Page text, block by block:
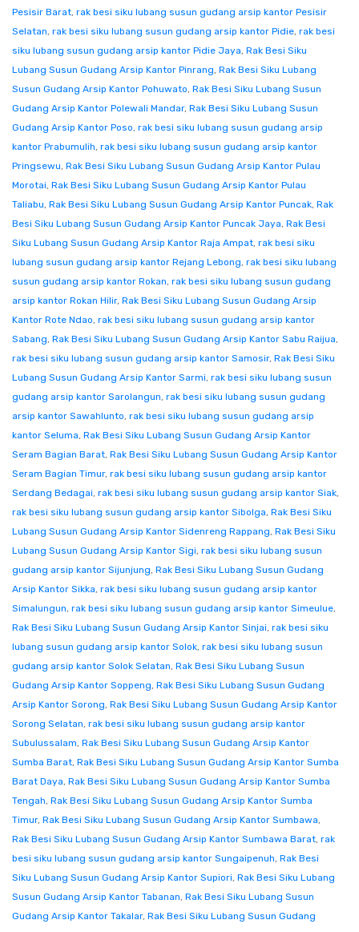
Pesisir Barat, rak besi siku lubang susun gudang arsip kantor Pesisir
Selatan, rak besi siku lubang susun gudang arsip kantor Pidie, rak besi
siku lubang susun gudang arsip kantor Pidie Jaya, Rak Besi Siku
Lubang Susun Gudang Arsip Kantor Pinrang, Rak Besi Siku Lubang
Susun Gudang Arsip Kantor Pohuwato, Rak Besi Siku Lubang Susun
Gudang Arsip Kantor Polewali Mandar, Rak Besi Siku Lubang Susun
Gudang Arsip Kantor Poso, rak besi siku lubang susun gudang arsip
kantor Prabumulih, rak besi siku lubang susun gudang arsip kantor
Pringsewu, Rak Besi Siku Lubang Susun Gudang Arsip Kantor Pulau
Morotai, Rak Besi Siku Lubang Susun Gudang Arsip Kantor Pulau
Taliabu, Rak Besi Siku Lubang Susun Gudang Arsip Kantor Puncak, Rak
Besi Siku Lubang Susun Gudang Arsip Kantor Puncak Jaya, Rak Besi
Siku Lubang Susun Gudang Arsip Kantor Raja Ampat, rak besi siku
lubang susun gudang arsip kantor Rejang Lebong, rak besi siku lubang
susun gudang arsip kantor Rokan, rak besi siku lubang susun gudang
arsip kantor Rokan Hilir, Rak Besi Siku Lubang Susun Gudang Arsip
Kantor Rote Ndao, rak besi siku lubang susun gudang arsip kantor
Sabang, Rak Besi Siku Lubang Susun Gudang Arsip Kantor Sabu Raijua,
rak besi siku lubang susun gudang arsip kantor Samosir, Rak Besi Siku
Lubang Susun Gudang Arsip Kantor Sarmi, rak besi siku lubang susun
gudang arsip kantor Sarolangun, rak besi siku lubang susun gudang
arsip kantor Sawahlunto, rak besi siku lubang susun gudang arsip
kantor Seluma, Rak Besi Siku Lubang Susun Gudang Arsip Kantor
Seram Bagian Barat, Rak Besi Siku Lubang Susun Gudang Arsip Kantor
Seram Bagian Timur, rak besi siku lubang susun gudang arsip kantor
Serdang Bedagai, rak besi siku lubang susun gudang arsip kantor Siak,
rak besi siku lubang susun gudang arsip kantor Sibolga, Rak Besi Siku
Lubang Susun Gudang Arsip Kantor Sidenreng Rappang, Rak Besi Siku
Lubang Susun Gudang Arsip Kantor Sigi, rak besi siku lubang susun
gudang arsip kantor Sijunjung, Rak Besi Siku Lubang Susun Gudang
Arsip Kantor Sikka, rak besi siku lubang susun gudang arsip kantor
Simalungun, rak besi siku lubang susun gudang arsip kantor Simeulue,
Rak Besi Siku Lubang Susun Gudang Arsip Kantor Sinjai, rak besi siku
lubang susun gudang arsip kantor Solok, rak besi siku lubang susun
gudang arsip kantor Solok Selatan, Rak Besi Siku Lubang Susun
Gudang Arsip Kantor Soppeng, Rak Besi Siku Lubang Susun Gudang
Arsip Kantor Sorong, Rak Besi Siku Lubang Susun Gudang Arsip Kantor
Sorong Selatan, rak besi siku lubang susun gudang arsip kantor
Subulussalam, Rak Besi Siku Lubang Susun Gudang Arsip Kantor
Sumba Barat, Rak Besi Siku Lubang Susun Gudang Arsip Kantor Sumba
Barat Daya, Rak Besi Siku Lubang Susun Gudang Arsip Kantor Sumba
Tengah, Rak Besi Siku Lubang Susun Gudang Arsip Kantor Sumba
Timur, Rak Besi Siku Lubang Susun Gudang Arsip Kantor Sumbawa,
Rak Besi Siku Lubang Susun Gudang Arsip Kantor Sumbawa Barat, rak
besi siku lubang susun gudang arsip kantor Sungaipenuh, Rak Besi
Siku Lubang Susun Gudang Arsip Kantor Supiori, Rak Besi Siku Lubang
Susun Gudang Arsip Kantor Tabanan, Rak Besi Siku Lubang Susun
Gudang Arsip Kantor Takalar, Rak Besi Siku Lubang Susun Gudang